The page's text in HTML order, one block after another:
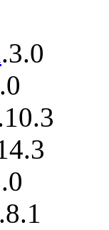
.3.0
.0
10.3
.3
.0
.8.1